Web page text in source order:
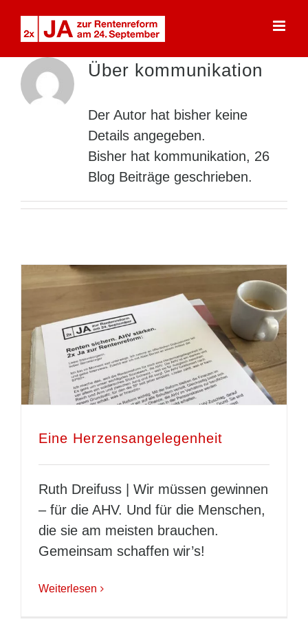
Über kommunikation
Der Autor hat bisher keine
Details angegeben.
Bisher hat kommunikation, 26
Blog Beiträge geschrieben.
Eine Herzensangelegenheit
Ruth Dreifuss | Wir müssen gewinnen
– für die AHV. Und für die Menschen,
die sie am meisten brauchen.
Gemeinsam schaffen wir’s!
Weiterlesen